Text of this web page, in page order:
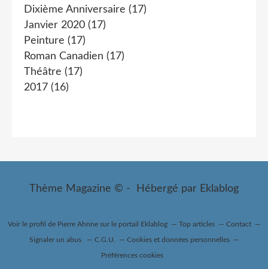
Dixième Anniversaire (17)
Janvier 2020 (17)
Peinture (17)
Roman Canadien (17)
Théâtre (17)
2017 (16)
Thème Magazine © - Hébergé par Eklablog
Voir le profil de Pierre Ahnnesur le portail Eklablog Top articles Contact
Signaler un abus C.G.U. Cookies et données personnelles
Préférences cookies